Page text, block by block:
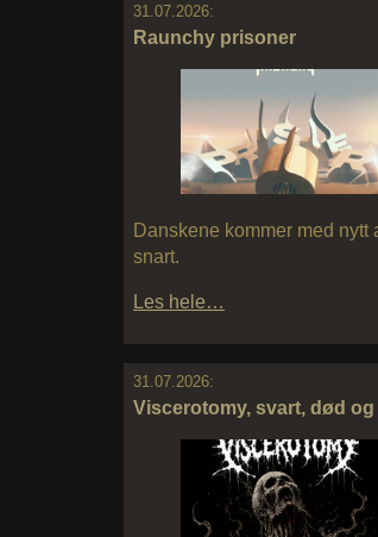
31.07.2026:
Raunchy prisoner
Danskene kommer med nytt
snart.
Les hele…
31.07.2026:
Viscerotomy, svart, død og